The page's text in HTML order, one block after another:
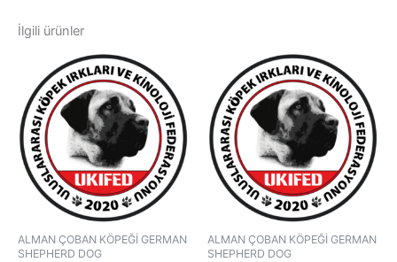
İlgili ürünler
ALMAN ÇOBAN KÖPEĞİ GERMAN
SHEPHERD DOG
ALMAN ÇOBAN KÖPEĞİ GERMAN
SHEPHERD DOG